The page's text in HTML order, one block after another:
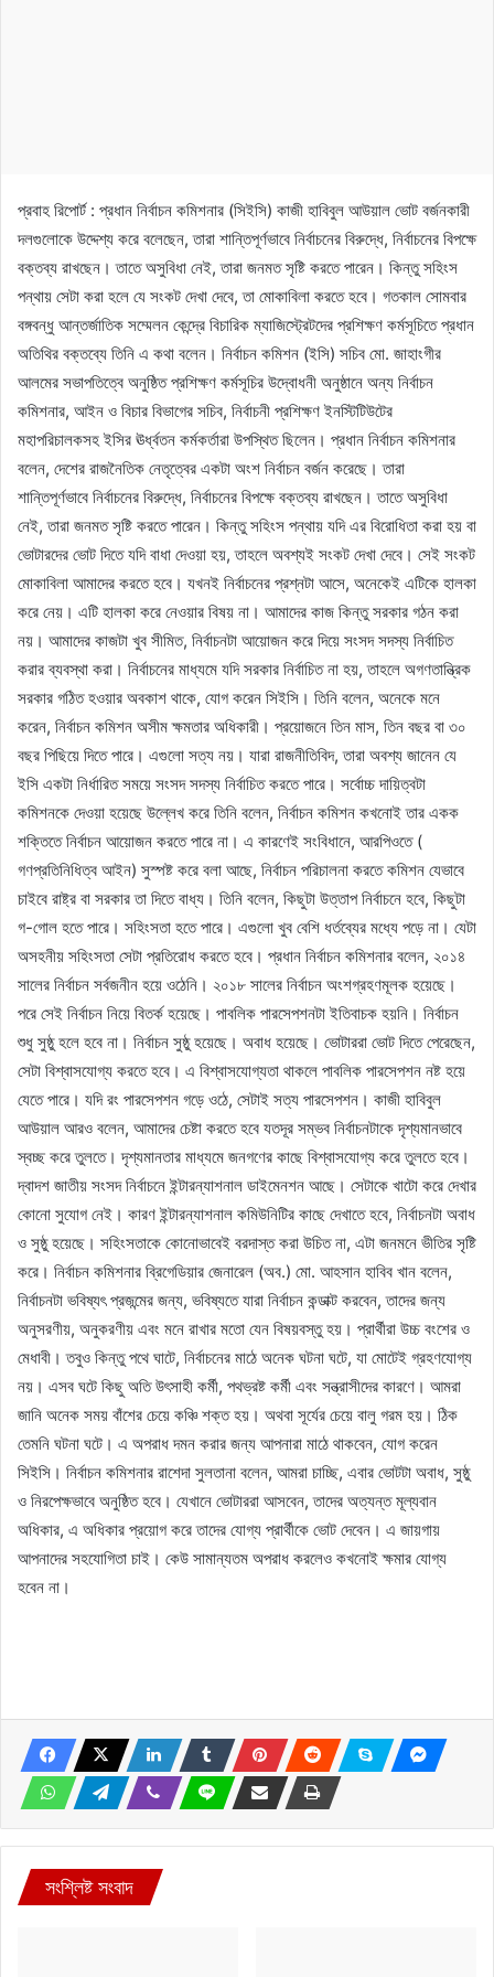
প্রবাহ রিপোর্ট : প্রধান নির্বাচন কমিশনার (সিইসি) কাজী হাবিবুল আউয়াল ভোট বর্জনকারী
দলগুলোকে উদ্দেশ্য করে বলেছেন, তারা শান্তিপূর্ণভাবে নির্বাচনের বিরুদ্ধে, নির্বাচনের বিপক্ষে
বক্তব্য রাখছেন। তাতে অসুবিধা নেই, তারা জনমত সৃষ্টি করতে পারেন। কিন্তু সহিংস
পন্থায় সেটা করা হলে যে সংকট দেখা দেবে, তা মোকাবিলা করতে হবে। গতকাল সোমবার
বঙ্গবন্ধু আন্তর্জাতিক সম্মেলন কেন্দ্রে বিচারিক ম্যাজিস্ট্রেটদের প্রশিক্ষণ কর্মসূচিতে প্রধান
অতিথির বক্তব্যে তিনি এ কথা বলেন। নির্বাচন কমিশন (ইসি) সচিব মো. জাহাংগীর
আলমের সভাপতিত্বে অনুষ্ঠিত প্রশিক্ষণ কর্মসূচির উদ্বোধনী অনুষ্ঠানে অন্য নির্বাচন
কমিশনার, আইন ও বিচার বিভাগের সচিব, নির্বাচনী প্রশিক্ষণ ইনস্টিটিউটের
মহাপরিচালকসহ ইসির ঊর্ধ্বতন কর্মকর্তারা উপস্থিত ছিলেন। প্রধান নির্বাচন কমিশনার
বলেন, দেশের রাজনৈতিক নেতৃত্বের একটা অংশ নির্বাচন বর্জন করেছে। তারা
শান্তিপূর্ণভাবে নির্বাচনের বিরুদ্ধে, নির্বাচনের বিপক্ষে বক্তব্য রাখছেন। তাতে অসুবিধা
নেই, তারা জনমত সৃষ্টি করতে পারেন। কিন্তু সহিংস পন্থায় যদি এর বিরোধিতা করা হয় বা
ভোটারদের ভোট দিতে যদি বাধা দেওয়া হয়, তাহলে অবশ্যই সংকট দেখা দেবে। সেই সংকট
মোকাবিলা আমাদের করতে হবে। যখনই নির্বাচনের প্রশ্নটা আসে, অনেকেই এটিকে হালকা
করে নেয়। এটি হালকা করে নেওয়ার বিষয় না। আমাদের কাজ কিন্তু সরকার গঠন করা
নয়। আমাদের কাজটা খুব সীমিত, নির্বাচনটা আয়োজন করে দিয়ে সংসদ সদস্য নির্বাচিত
করার ব্যবস্থা করা। নির্বাচনের মাধ্যমে যদি সরকার নির্বাচিত না হয়, তাহলে অগণতান্ত্রিক
সরকার গঠিত হওয়ার অবকাশ থাকে, যোগ করেন সিইসি। তিনি বলেন, অনেকে মনে
করেন, নির্বাচন কমিশন অসীম ক্ষমতার অধিকারী। প্রয়োজনে তিন মাস, তিন বছর বা ৩০
বছর পিছিয়ে দিতে পারে। এগুলো সত্য নয়। যারা রাজনীতিবিদ, তারা অবশ্য জানেন যে
ইসি একটা নির্ধারিত সময়ে সংসদ সদস্য নির্বাচিত করতে পারে। সর্বোচ্চ দায়িত্বটা
কমিশনকে দেওয়া হয়েছে উল্লেখ করে তিনি বলেন, নির্বাচন কমিশন কখনোই তার একক
শক্তিতে নির্বাচন আয়োজন করতে পারে না। এ কারণেই সংবিধানে, আরপিওতে (
গণপ্রতিনিধিত্ব আইন) সুস্পষ্ট করে বলা আছে, নির্বাচন পরিচালনা করতে কমিশন যেভাবে
চাইবে রাষ্ট্র বা সরকার তা দিতে বাধ্য। তিনি বলেন, কিছুটা উত্তাপ নির্বাচনে হবে, কিছুটা
গ-গোল হতে পারে। সহিংসতা হতে পারে। এগুলো খুব বেশি ধর্তব্যের মধ্যে পড়ে না। যেটা
অসহনীয় সহিংসতা সেটা প্রতিরোধ করতে হবে। প্রধান নির্বাচন কমিশনার বলেন, ২০১৪
সালের নির্বাচন সর্বজনীন হয়ে ওঠেনি। ২০১৮ সালের নির্বাচন অংশগ্রহণমূলক হয়েছে।
পরে সেই নির্বাচন নিয়ে বিতর্ক হয়েছে। পাবলিক পারসেপশনটা ইতিবাচক হয়নি। নির্বাচন
শুধু সুষ্ঠু হলে হবে না। নির্বাচন সুষ্ঠু হয়েছে। অবাধ হয়েছে। ভোটাররা ভোট দিতে পেরেছেন,
সেটা বিশ্বাসযোগ্য করতে হবে। এ বিশ্বাসযোগ্যতা থাকলে পাবলিক পারসেপশন নষ্ট হয়ে
যেতে পারে। যদি রং পারসেপশন গড়ে ওঠে, সেটাই সত্য পারসেপশন। কাজী হাবিবুল
আউয়াল আরও বলেন, আমাদের চেষ্টা করতে হবে যতদূর সম্ভব নির্বাচনটাকে দৃশ্যমানভাবে
স্বচ্ছ করে তুলতে। দৃশ্যমানতার মাধ্যমে জনগণের কাছে বিশ্বাসযোগ্য করে তুলতে হবে।
দ্বাদশ জাতীয় সংসদ নির্বাচনে ইন্টারন্যাশনাল ডাইমেনশন আছে। সেটাকে খাটো করে দেখার
কোনো সুযোগ নেই। কারণ ইন্টারন্যাশনাল কমিউনিটির কাছে দেখাতে হবে, নির্বাচনটা অবাধ
ও সুষ্ঠু হয়েছে। সহিংসতাকে কোনোভাবেই বরদাস্ত করা উচিত না, এটা জনমনে ভীতির সৃষ্টি
করে। নির্বাচন কমিশনার ব্রিগেডিয়ার জেনারেল (অব.) মো. আহসান হাবিব খান বলেন,
নির্বাচনটা ভবিষ্যৎ প্রজন্মের জন্য, ভবিষ্যতে যারা নির্বাচন কন্ডাক্ট করবেন, তাদের জন্য
অনুসরণীয়, অনুকরণীয় এবং মনে রাখার মতো যেন বিষয়বস্তু হয়। প্রার্থীরা উচ্চ বংশের ও
মেধাবী। তবুও কিন্তু পথে ঘাটে, নির্বাচনের মাঠে অনেক ঘটনা ঘটে, যা মোটেই গ্রহণযোগ্য
নয়। এসব ঘটে কিছু অতি উৎসাহী কর্মী, পথভ্রষ্ট কর্মী এবং সন্ত্রাসীদের কারণে। আমরা
জানি অনেক সময় বাঁশের চেয়ে কঞ্চি শক্ত হয়। অথবা সূর্যের চেয়ে বালু গরম হয়। ঠিক
তেমনি ঘটনা ঘটে। এ অপরাধ দমন করার জন্য আপনারা মাঠে থাকবেন, যোগ করেন
সিইসি। নির্বাচন কমিশনার রাশেদা সুলতানা বলেন, আমরা চাচ্ছি, এবার ভোটটা অবাধ, সুষ্ঠু
ও নিরপেক্ষভাবে অনুষ্ঠিত হবে। যেখানে ভোটাররা আসবেন, তাদের অত্যন্ত মূল্যবান
অধিকার, এ অধিকার প্রয়োগ করে তাদের যোগ্য প্রার্থীকে ভোট দেবেন। এ জায়গায়
আপনাদের সহযোগিতা চাই। কেউ সামান্যতম অপরাধ করলেও কখনোই ক্ষমার যোগ্য
হবেন না।
সংশ্লিষ্ট সংবাদ